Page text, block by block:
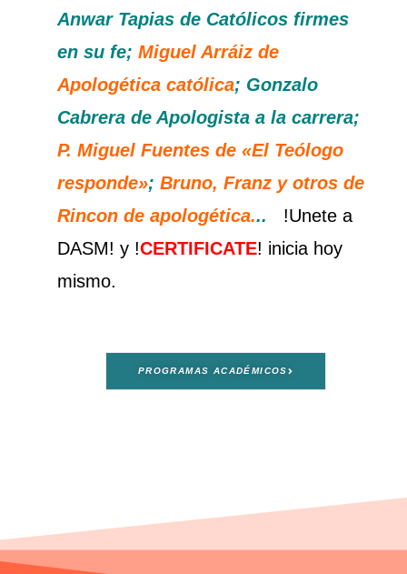
Anwar Tapias de Católicos firmes
en su fe; Miguel Arráiz de
Apologética católica; Gonzalo
Cabrera de Apologista a la carrera;
P. Miguel Fuentes de «El Teólogo
responde»; Bruno, Franz y otros de
Rincon de apologética...
!Unete a
DASM! y !CERTIFICATE! inicia hoy
mismo.
PROGRAMAS ACADÉMICOS